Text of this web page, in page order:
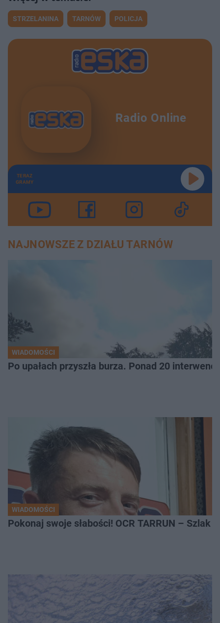
STRZELANINA TARNÓW POLICJA
Radio Online
TERAZ
GRAMY
NAJNOWSZE Z DZIAŁU TARNÓW
WIADOMOŚCI
Po upałach przyszła burza. Ponad 20
WIADOMOŚCI
Pokonaj swoje słabości! OCR TARRUN – Szlak